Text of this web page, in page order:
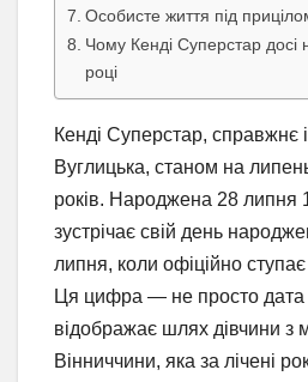
Особисте життя під
Чому Кенді Суперстар досі
році
Кенді Суперстар, справжнє
Вуглицька, станом на
років. Народжена 28 липня
зустрічає свій день
липня, коли офіційно
Ця цифра — не просто дата
відображає шлях дівчини з
Вінниччини, яка за лічені